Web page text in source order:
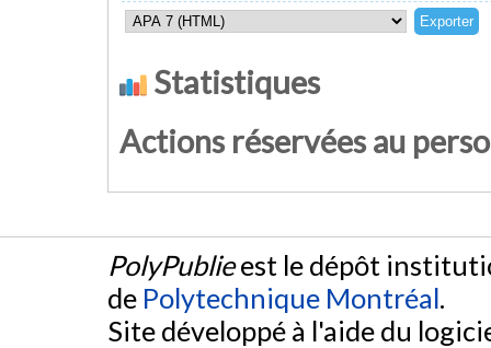
Statistiques
Actions réservées au
PolyPublieest le dépôt
de Polytechnique Montréal.
Site développé à l'aide du